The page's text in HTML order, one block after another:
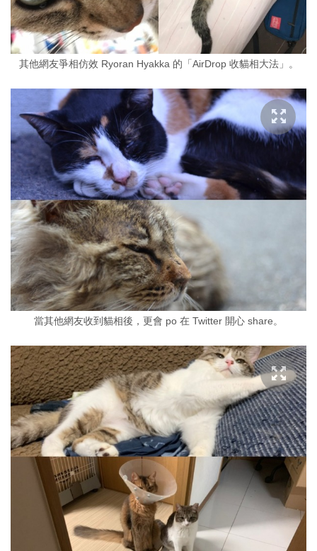
其他網友爭相仿效 Ryoran Hyakka 的「AirDrop 收貓相大法」。
當其他網友收到貓相後，更會 po 在 Twitter 開心 share。